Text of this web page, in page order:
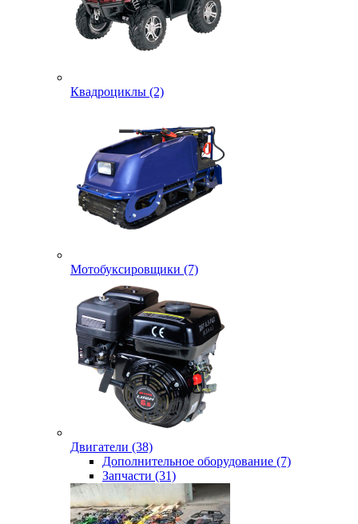
Квадроциклы (2)
Мотобуксировщики (7)
Двигатели (38)
Дополнительное оборудование (7)
Запчасти (31)